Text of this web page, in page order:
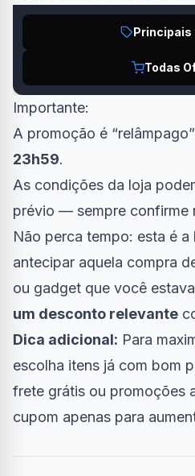
Principais
Todas
Importante:
A promoção é
23h59.
As condições da loja
prévio — sempre confirme
Não perca tempo: esta é a
antecipar aquela compra
ou gadget que você
um desconto relevante
Dica adicional: Para
escolha itens já com bom
frete grátis ou promoções
cupom apenas para